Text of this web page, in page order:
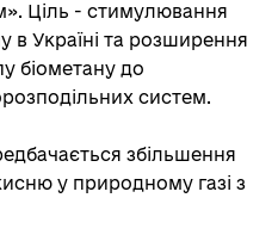
Ціль - стимулювання
в Україні та розширення
біометану до
систем.
збільшення
у природному газі з